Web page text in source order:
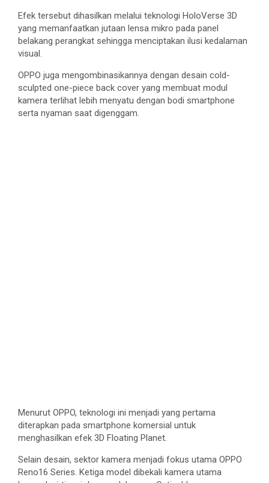
Efek tersebut dihasilkan melalui teknologi HoloVerse 3D
yang memanfaatkan jutaan lensa mikro pada panel
belakang perangkat sehingga menciptakan ilusi kedalaman
visual.
OPPO juga mengombinasikannya dengan desain cold-
sculpted one-piece back cover yang membuat modul
kamera terlihat lebih menyatu dengan bodi smartphone
serta nyaman saat digenggam.
Menurut OPPO, teknologi ini menjadi yang pertama
diterapkan pada smartphone komersial untuk
menghasilkan efek 3D Floating Planet.
Selain desain, sektor kamera menjadi fokus utama OPPO
Reno16 Series. Ketiga model dibekali kamera utama